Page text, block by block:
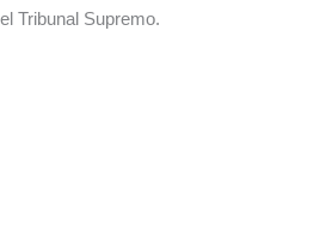
Tribunal Supremo.